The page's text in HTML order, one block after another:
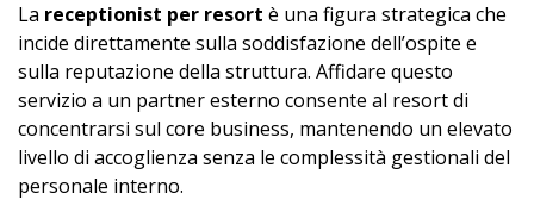
La receptionist per resort è una figura strategica che
incide direttamente sulla soddisfazione dell’ospite e
sulla reputazione della struttura. Affidare questo
servizio a un partner esterno consente al resort di
concentrarsi sul core business, mantenendo un elevato
livello di accoglienza senza le complessità gestionali del
personale interno.